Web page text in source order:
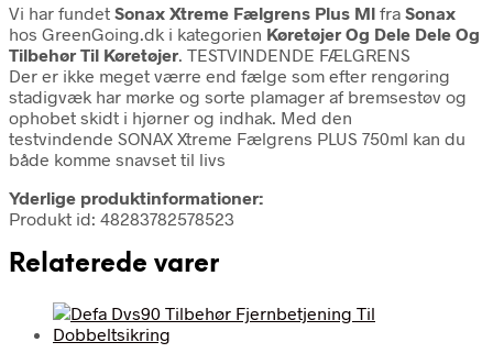
Vi har fundet Sonax Xtreme Fælgrens Plus Ml fra Sonax
hos GreenGoing.dk i kategorien Køretøjer Og Dele Dele Og
Tilbehør Til Køretøjer. TESTVINDENDE FÆLGRENS
Der er ikke meget værre end fælge som efter rengøring
stadigvæk har mørke og sorte plamager af bremsestøv og
ophobet skidt i hjørner og indhak. Med den
testvindende SONAX Xtreme Fælgrens PLUS 750ml kan du
både komme snavset til livs
Yderlige produktinformationer:
Produkt id: 48283782578523
Relaterede varer